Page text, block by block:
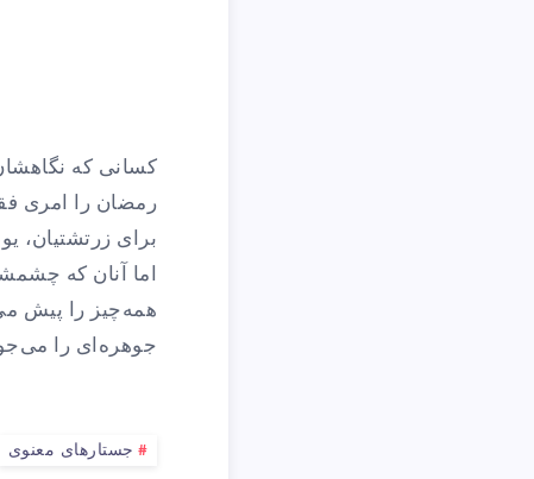
کسانی که
رمضان را امری
برای زرتشتیان،
اما آنان که
همه‌چیز را پیش
جوهره‌ای را
جستارهای معنوی